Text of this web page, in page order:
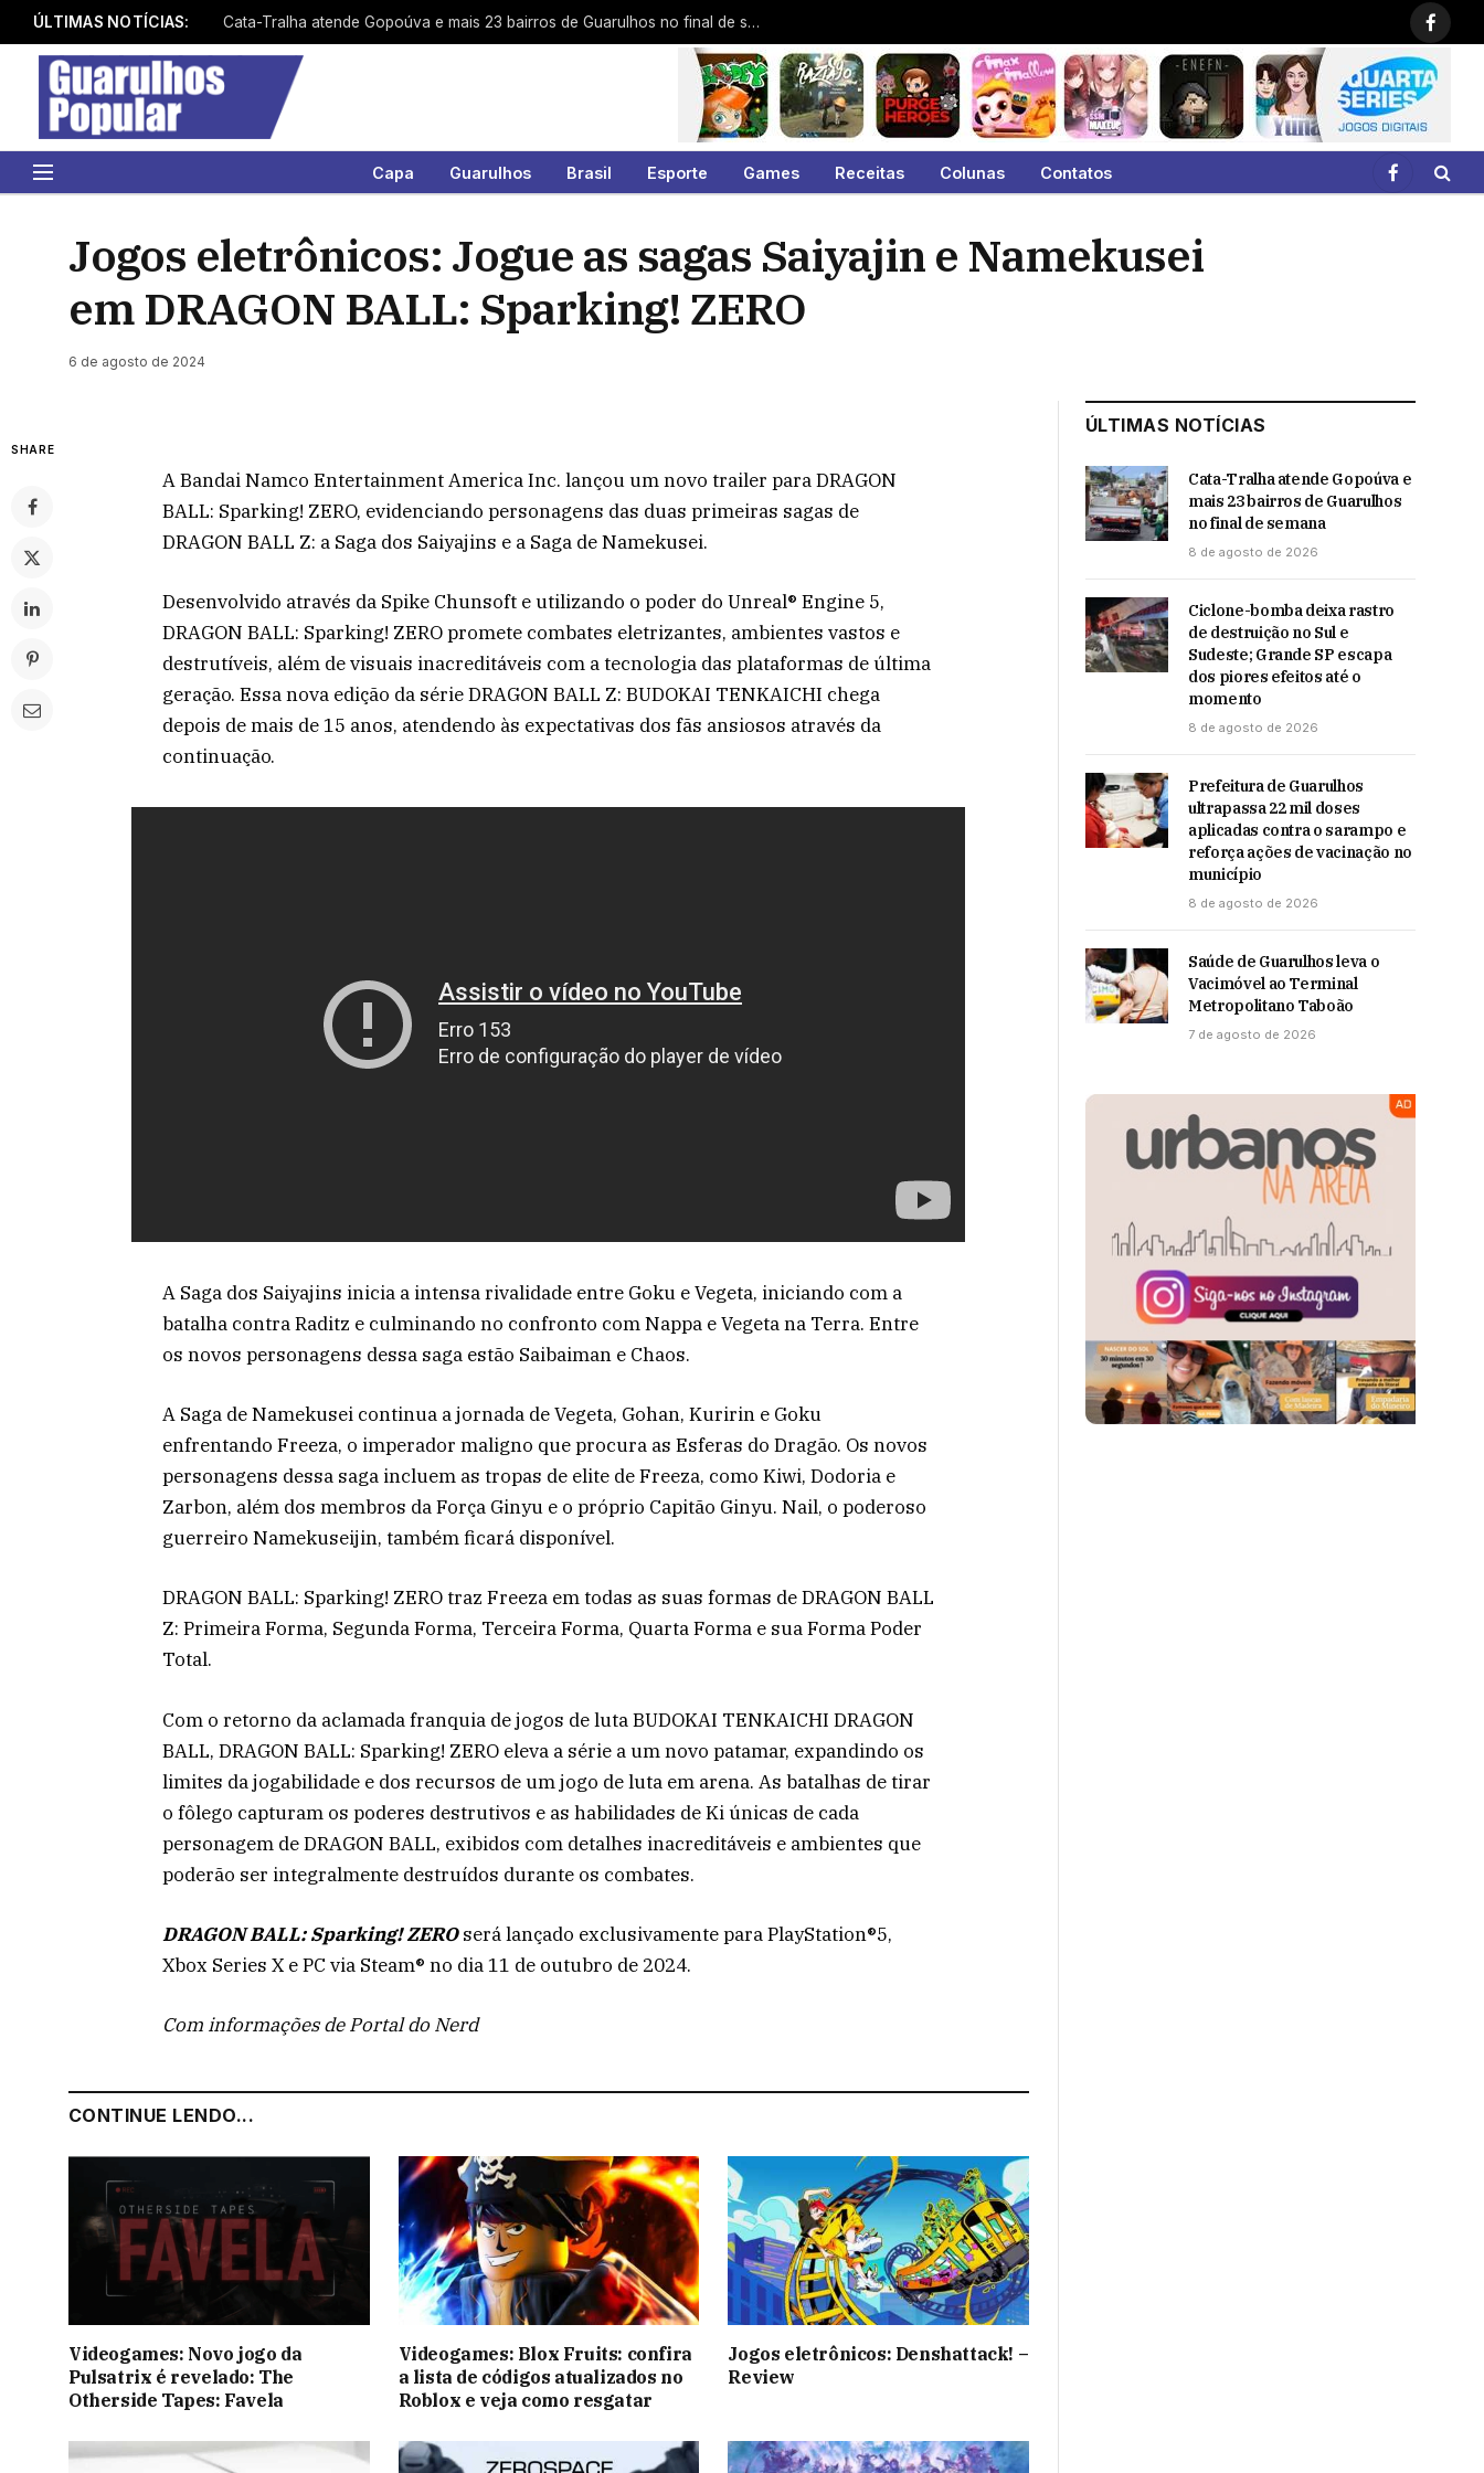
ÚLTIMAS NOTÍCIAS: Cata-Tralha atende Gopoúva e mais 23 bairros de Guarulhos no final de semana
Capa Guarulhos Brasil Esporte Games Receitas Colunas Contatos
Facebook
Jogos eletrônicos: Jogue as sagas Saiyajin e Namekusei
em DRAGON BALL: Sparking! ZERO
6 de agosto de 2024
SHARE
A Bandai Namco Entertainment America Inc. lançou um novo trailer para DRAGON
BALL: Sparking! ZERO, evidenciando personagens das duas primeiras sagas de
DRAGON BALL Z: a Saga dos Saiyajins e a Saga de Namekusei.
Desenvolvido através da Spike Chunsoft e utilizando o poder do Unreal® Engine 5,
DRAGON BALL: Sparking! ZERO promete combates eletrizantes, ambientes vastos e
destrutíveis, além de visuais inacreditáveis com a tecnologia das plataformas de última
geração. Essa nova edição da série DRAGON BALL Z: BUDOKAI TENKAICHI chega
depois de mais de 15 anos, atendendo às expectativas dos fãs ansiosos através da
continuação.
A Saga dos Saiyajins inicia a intensa rivalidade entre Goku e Vegeta, iniciando com a
batalha contra Raditz e culminando no confronto com Nappa e Vegeta na Terra. Entre
os novos personagens dessa saga estão Saibaiman e Chaos.
A Saga de Namekusei continua a jornada de Vegeta, Gohan, Kuririn e Goku
enfrentando Freeza, o imperador maligno que procura as Esferas do Dragão. Os novos
personagens dessa saga incluem as tropas de elite de Freeza, como Kiwi, Dodoria e
Zarbon, além dos membros da Força Ginyu e o próprio Capitão Ginyu. Nail, o poderoso
guerreiro Namekuseijin, também ficará disponível.
DRAGON BALL: Sparking! ZERO traz Freeza em todas as suas formas de DRAGON BALL
Z: Primeira Forma, Segunda Forma, Terceira Forma, Quarta Forma e sua Forma Poder
Total.
Com o retorno da aclamada franquia de jogos de luta BUDOKAI TENKAICHI DRAGON
BALL, DRAGON BALL: Sparking! ZERO eleva a série a um novo patamar, expandindo os
limites da jogabilidade e dos recursos de um jogo de luta em arena. As batalhas de tirar
o fôlego capturam os poderes destrutivos e as habilidades de Ki únicas de cada
personagem de DRAGON BALL, exibidos com detalhes inacreditáveis e ambientes que
poderão ser integralmente destruídos durante os combates.
DRAGON BALL: Sparking! ZEROserá lançado exclusivamente para PlayStation®5,
Xbox Series X e PC via Steam® no dia 11 de outubro de 2024.
Com informações de Portal do Nerd
CONTINUE LENDO...
Videogames: Novo jogo da
Pulsatrix é revelado: The
Otherside Tapes: Favela
Videogames: Blox Fruits: confira
a lista de códigos atualizados no
Roblox e veja como resgatar
Jogos eletrônicos: Denshattack! –
Review
ÚLTIMAS NOTÍCIAS
Cata-Tralha atende Gopoúva e
mais 23 bairros de Guarulhos
no final de semana
8 de agosto de 2026
Ciclone-bomba deixa rastro
de destruição no Sul e
Sudeste; Grande SP escapa
dos piores efeitos até o
momento
8 de agosto de 2026
Prefeitura de Guarulhos
ultrapassa 22 mil doses
aplicadas contra o sarampo e
reforça ações de vacinação no
município
8 de agosto de 2026
Saúde de Guarulhos leva o
Vacimóvel ao Terminal
Metropolitano Taboão
7 de agosto de 2026